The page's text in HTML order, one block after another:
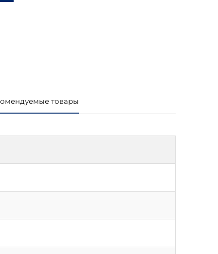
товары